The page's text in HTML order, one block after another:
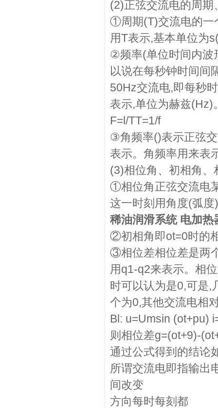
(2)正弦交流电的周期
①周期(T)交流电的一
用T表示,基本单位为
②频率(单位时间内波
以说在每秒钟时间间
50Hz交流电,即每秒
表示,单位为赫兹(Hz)
F=l/TT=1/f
③角频率()表示正弦
表示。角频率用来表
(3)相位角、初相角、
①相位角正弦交流电
这一时刻用角度(弧
稀油润滑系统 电加
②初相角即ot=0时的
③相位差相位差是两
用q1-q2来表示。相
时可以认为是0,可是,
个为0,其他交流电相
Bl: u=Umsin (ot+pu)
则相位差g=(ot+9)-
通过公式得到的结论
所谓交流电即指输出
间改变
方向每时每刻都